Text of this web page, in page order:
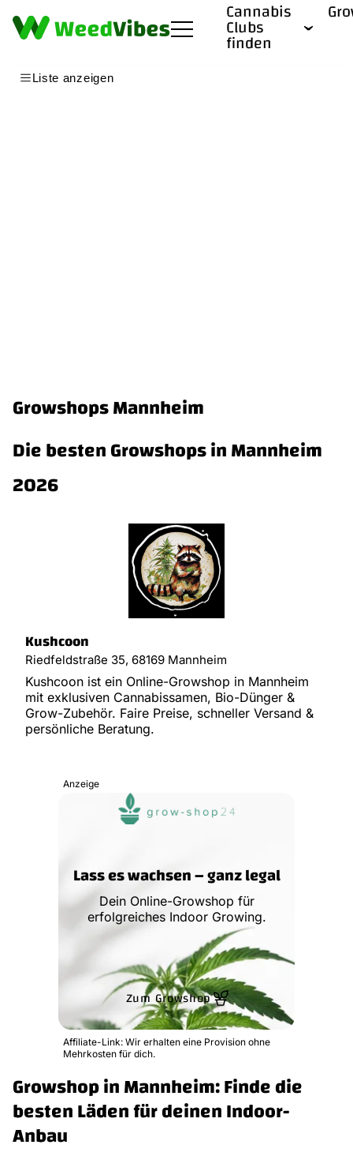
Cannabis
Clubs
finden
Liste anzeigen
Growshops Mannheim
Die besten Growshops in Mannheim
2026
Kushcoon
Riedfeldstraße 35, 68169 Mannheim
Kushcoon ist ein Online-Growshop in Mannheim
mit exklusiven Cannabissamen, Bio-Dünger &
Grow-Zubehör. Faire Preise, schneller Versand &
persönliche Beratung.
Anzeige
Lass es wachsen – ganz legal
Dein Online-Growshop für
erfolgreiches Indoor Growing.
Zum Growshop
Affiliate-Link: Wir erhalten eine Provision ohne
Mehrkosten für dich.
Growshop in Mannheim: Finde die
besten Läden für deinen Indoor-
Anbau